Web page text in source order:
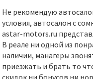
Не рекомендую
условия, автосалон с
astar-motors.ru
В реале ни одной из
наличии, манагеры
приезжать и брать то
скидок ни бонусов ни